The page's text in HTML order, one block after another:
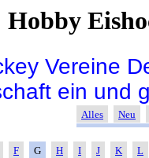
Hobby
Vereine
ein und
Alles Neu
F G H I J K L